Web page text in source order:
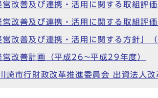
営改善及び連携・活用に関する取組評
営改善及び連携・活用に関する取組評
営改善及び連携・活用に関する方針」
営改善計画（平成26~平成29年度）
崎市行財政改革推進委員会 出資法人改